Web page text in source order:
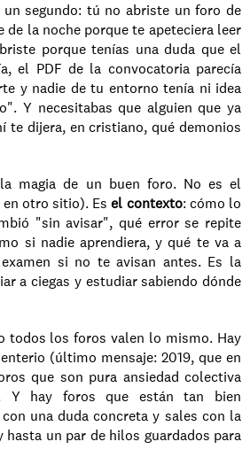
segundo: tú no abriste un foro de
de la noche porque te apeteciera leer
porque tenías una duda que el
el PDF de la convocatoria parecía
y nadie de tu entorno tenía ni idea
Y necesitabas que alguien que ya
te dijera, en cristiano, qué demonios
magia de un buen foro. No es el
en otro sitio). Es el contexto: cómo lo
"sin avisar", qué error se repite
si nadie aprendiera, y qué te va a
si no te avisan antes. Es la
a ciegas y estudiar sabiendo dónde
todos los foros valen lo mismo. Hay
(último mensaje: 2019, que en
que son pura ansiedad colectiva
Y hay foros que están tan bien
una duda concreta y sales con la
un par de hilos guardados para